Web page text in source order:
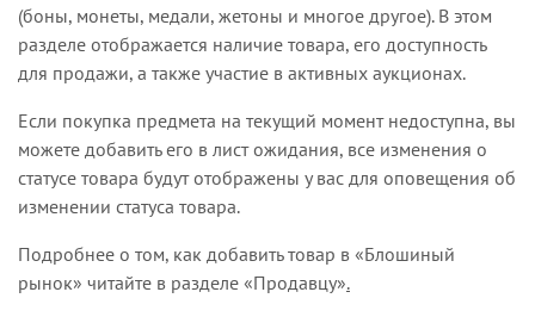
(боны, монеты, медали, жетоны и многое другое). В этом
разделе отображается наличие товара, его доступность
для продажи, а также участие в активных аукционах.
Если покупка предмета на текущий момент недоступна, вы
можете добавить его в лист ожидания, все изменения о
статусе товара будут отображены у вас для оповещения об
изменении статуса товара.
Подробнее о том, как добавить товар в «Блошиный
рынок» читайте в разделе «Продавцу».